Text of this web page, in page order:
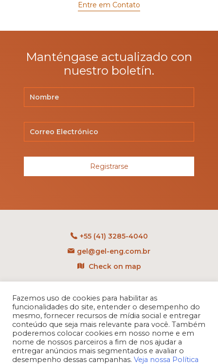
Entre em Contato
Manténgase actualizado con
nuestro boletín.
Registrarse
+55 (41) 3285-4040
gel@gel-eng.com.br
Check on map
CEP: 81290-060 - CIC
Curitiba - PR - Brasil
Fazemos uso de cookies para habilitar as
funcionalidades do site, entender o desempenho do
mesmo, fornecer recursos de mídia social e entregar
conteúdo que seja mais relevante para você. Também
poderemos colocar cookies em nosso nome e em
nome de nossos parceiros a fim de nos ajudar a
entregar anúncios mais segmentados e avaliar o
desempenho dessas campanhas. Veja nossa Política